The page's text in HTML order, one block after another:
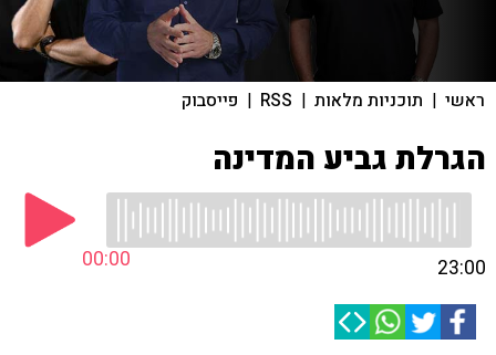
ראשי | תוכניות מלאות |
RSS
| פייסבוק
הגרלת גביע המדינה
00:00 23:00